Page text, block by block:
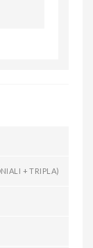
+ TRIPLA)